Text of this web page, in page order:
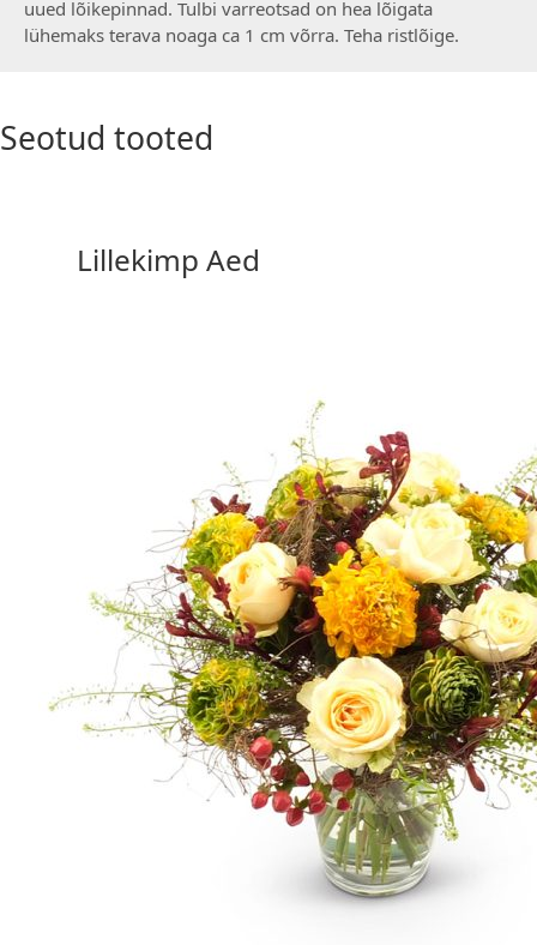
uued lõikepinnad. Tulbi varreotsad on hea lõigata
lühemaks terava noaga ca 1 cm võrra. Teha ristlõige.
Seotud tooted
Lillekimp Aed